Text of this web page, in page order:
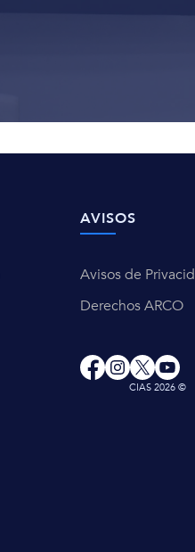
AVISOS
Avisos de
Derechos ARCO
CIAS 2026 ©